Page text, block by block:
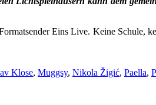
Eins Live. Keine Schule,
Klose, Muggsy, Nikola Žigić, Paella,